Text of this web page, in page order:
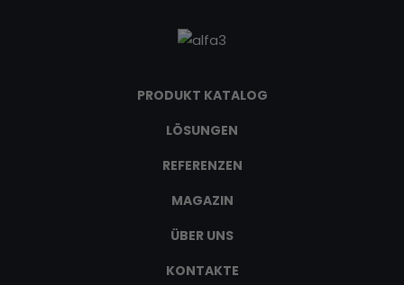
PRODUKT KATALOG
LÖSUNGEN
REFERENZEN
MAGAZIN
ÜBER UNS
KONTAKTE